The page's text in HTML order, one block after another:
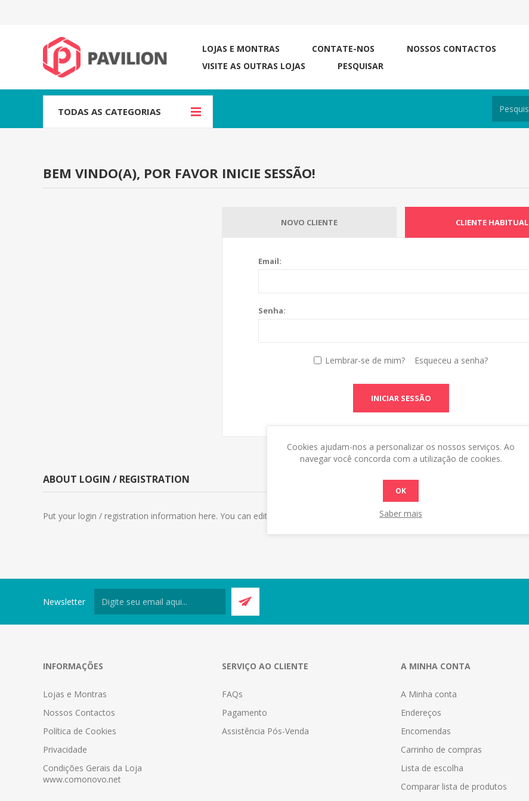
LOJAS E MONTRAS CONTATE-NOS
NOSSOS CONTACTOS
VISITE AS OUTRAS LOJAS
PESQUISAR
TODAS AS CATEGORIAS
BEM VINDO(A), POR FAVOR INICIE SESSÃO!
NOVO CLIENTE CLIENTE HABITUAL
Email:
Senha:
Lembrar-se de mim? Esqueceu a senha?
INICIAR SESSÃO
ABOUT LOGIN / REGISTRATION
Put your login / registration information here. You can edit this in the admin site.
Newsletter
INFORMAÇÕES
Lojas e Montras
Nossos Contactos
Política de Cookies
Privacidade
Condições Gerais da Loja
www.comonovo.net
SERVIÇO AO CLIENTE
FAQs
Pagamento
Assistência Pós-Venda
A MINHA CONTA
A Minha conta
Endereços
Encomendas
Carrinho de compras
Lista de escolha
Comparar lista de produtos
Cookies ajudam-nos a personalizar os nossos serviços. Ao
navegar você concorda com a utilização de cookies.
OK
Saber mais